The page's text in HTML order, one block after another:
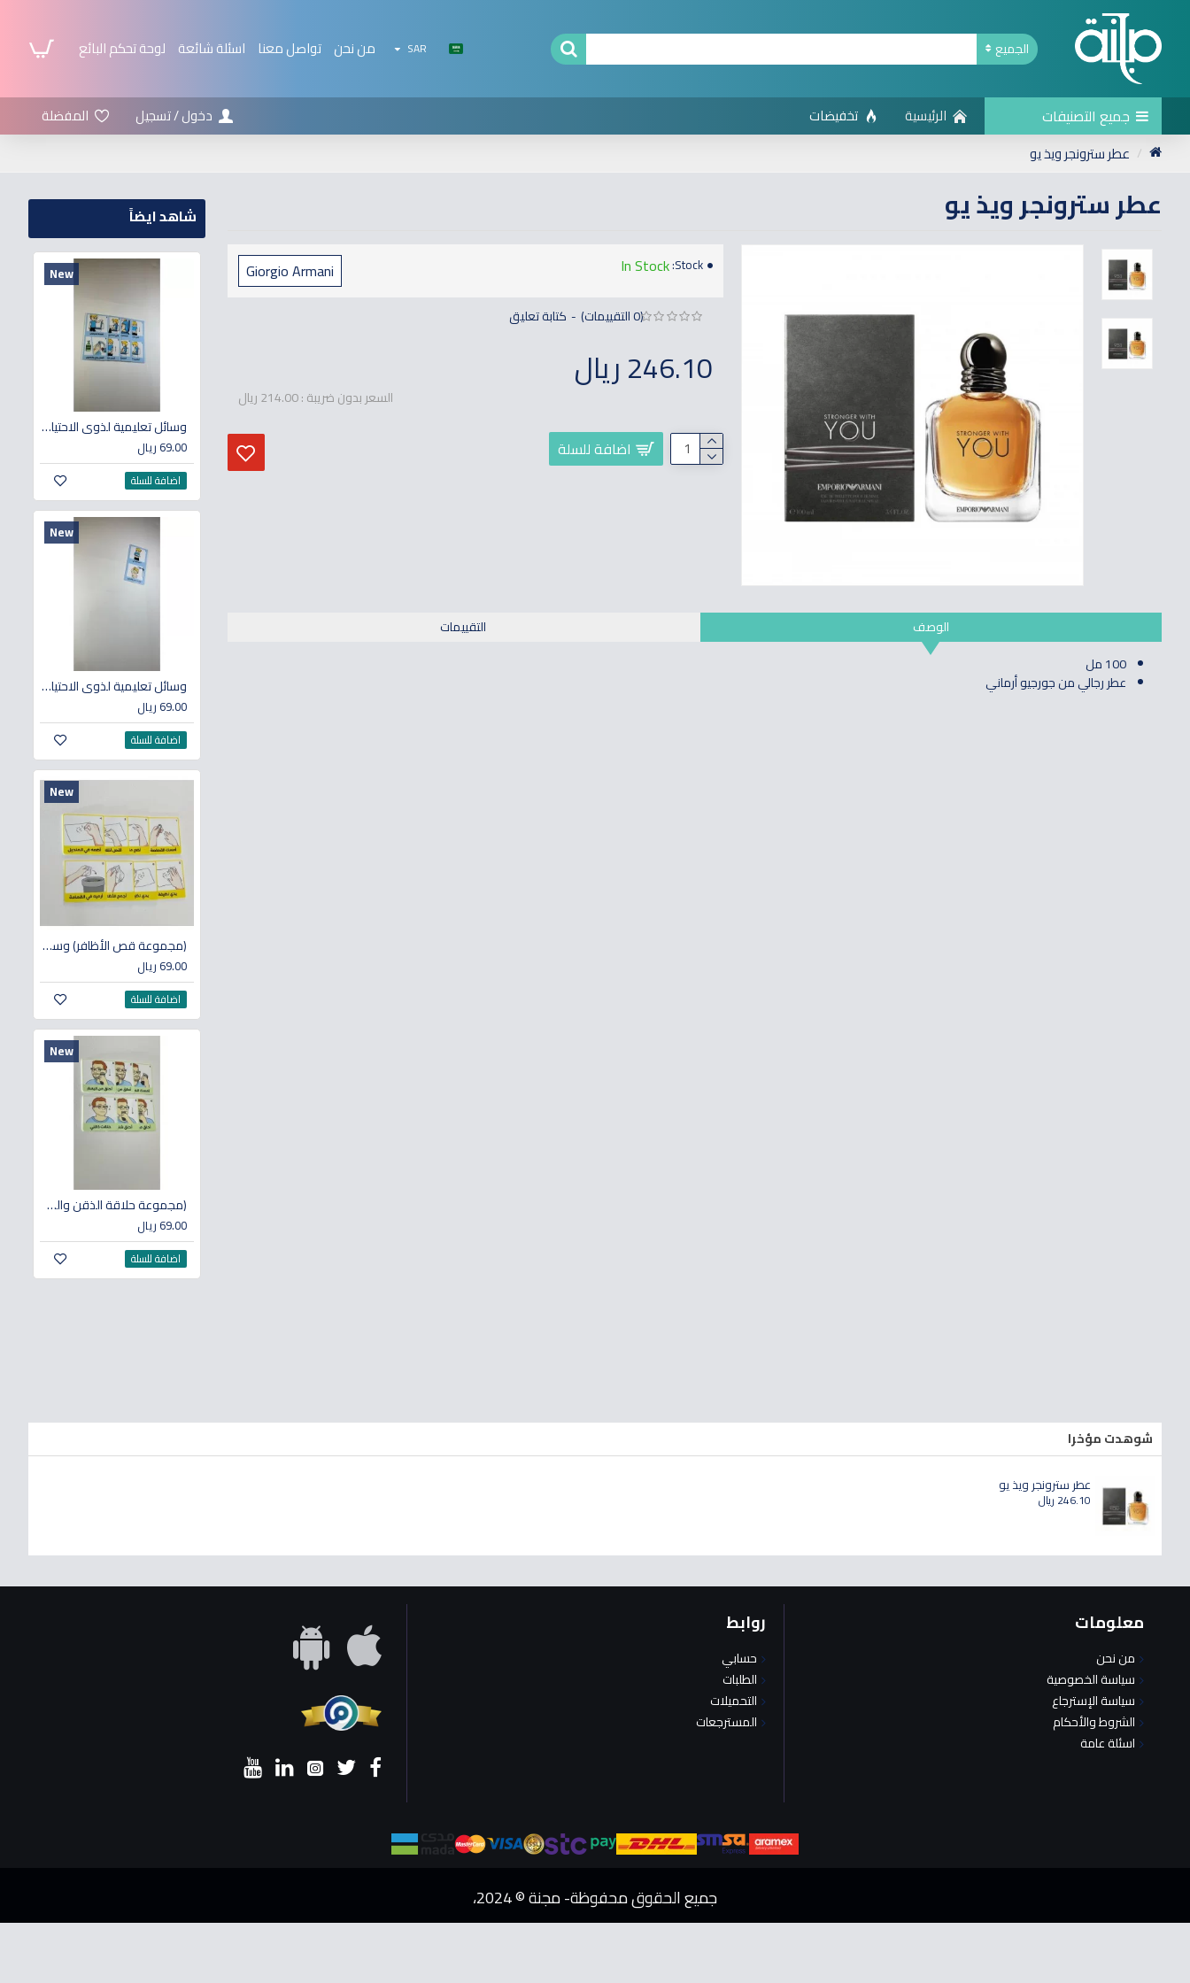
الجميع SAR من نحن تواصل معنا اسئلة شائعة لوحة تحكم البائع
جميع التصنيفات الرئيسية تخفيضات دخول / تسجيل
المفضلة
عطر سترونجر ويذ يو
عطر سترونجر ويذ يو
Stock:
In Stock
Giorgio Armani
(0 التقييمات) - كتابة تعليق
246.10 ريال
السعر بدون ضريبة : 214.00 ريال
اضافة للسلة
الوصف
التقييمات
100 مل
عطر رجالي من جورجيو أرماني
شاهد ايضاً
New
وسائل تعليمية لذوي الاحتياجات الخاصة (مجموعة استخدام المرحاض)
69.00 ريال
اضافة للسلة
New
وسائل تعليمية لذوي الاحتياجات الخاصة (مجموعة الاستحمام)
69.00 ريال
اضافة للسلة
New
(مجموعة قص الأظافر) وسائل تعليمية لذوي الاحتياجات الخاصة
69.00 ريال
اضافة للسلة
New
(مجموعة حلاقة الذقن والشارب) وسائل تعليمية لذوي الاحتياجات الخاصة
69.00 ريال
اضافة للسلة
شوهدت مؤخرا
عطر سترونجر ويذ يو
246.10 ريال
معلومات
من نحن
سياسة الخصوصية
سياسة الإسترجاع
الشروط والأحكام
اسئلة عامة
روابط
حسابي
الطلبات
التحميلات
المسترجعات
جميع الحقوق محفوظة- مجنة © 2024،